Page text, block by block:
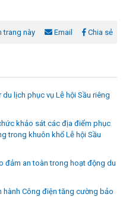
trang này Email Chia sẻ
lịch phục vụ Lễ hội Sầu riêng
khảo sát các địa điểm phục
trong khuôn khổ Lễ hội Sầu
đảm an toàn trong hoạt động du
hành Công điện tăng cường bảo